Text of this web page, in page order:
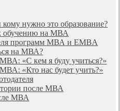
нужно это образование?
обучению на МВА
программ МВА и EMBA
на МВА?
«С кем я буду учиться?»
«Кто нас будет учить?»
после МВА
МВА